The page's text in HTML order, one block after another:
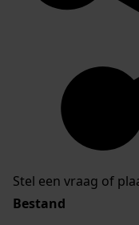
Stel een vraag of
Bestand